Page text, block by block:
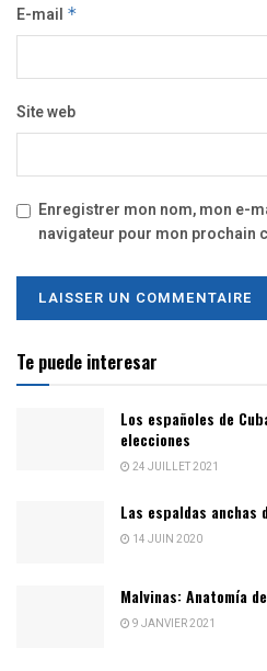
E-mail *
Site web
Enregistrer mon nom, mon e-
navigateur pour mon prochain
Te puede interesar
Los españoles de
elecciones
24 JUILLET 2021
Las espaldas anchas
14 JUIN 2020
Malvinas: Anatomía
9 JANVIER 2021